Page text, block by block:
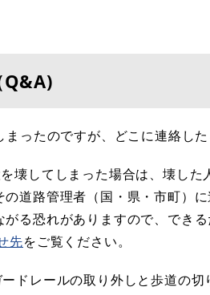
Q&A)
ったのですが、どこに連絡した
してしまった場合は、壊した
道路管理者（国・県・市町）
る恐れがありますので、でき
先をご覧ください。
ドレールの取り外しと歩道の切